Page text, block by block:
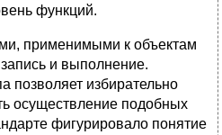
функций.
применимыми к объектам
и выполнение.
позволяет избирательно
осуществление подобных
фигурировало понятие